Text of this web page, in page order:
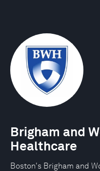
Brigham and
Healthcare
Boston's Brigham and